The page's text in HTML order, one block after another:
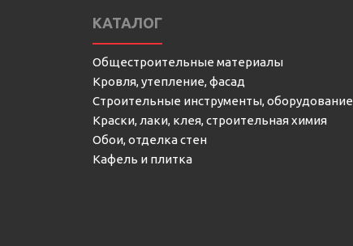
КАТАЛОГ
Общестроительные материалы
Кровля, утепление, фасад
Строительные инструменты, оборудование
Краски, лаки, клея, строительная химия
Обои, отделка стен
Кафель и плитка